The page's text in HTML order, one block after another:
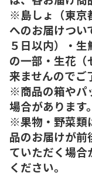
※島しょ（東京
へのお届けつい
５日以内）・生
の一部・生花（
来ませんのでご
※商品の箱やパ
場合があります。
※果物・野菜類
品のお届けが前
ていただく場合
ください。